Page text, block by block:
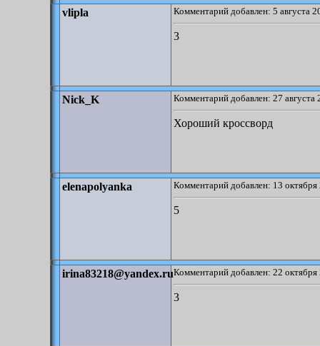
vlipla Комментарий добавлен: 5 августа
3
Nick_K Комментарий добавлен: 27 августа
Хороший кроссворд
elenapolyanka Комментарий добавлен: 13
5
irina83218@yandex.ruКомментарий добавлен: 22
3